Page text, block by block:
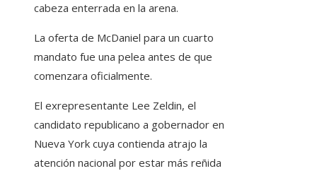
cabeza enterrada en la arena.
La oferta de McDaniel para un cuarto
mandato fue una pelea antes de que
comenzara oficialmente.
El exrepresentante Lee Zeldin, el
candidato republicano a gobernador en
Nueva York cuya contienda atrajo la
atención nacional por estar más reñida